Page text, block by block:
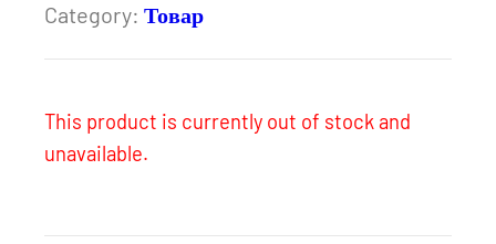
Category: Товар
This product is currently out of stock and
unavailable.